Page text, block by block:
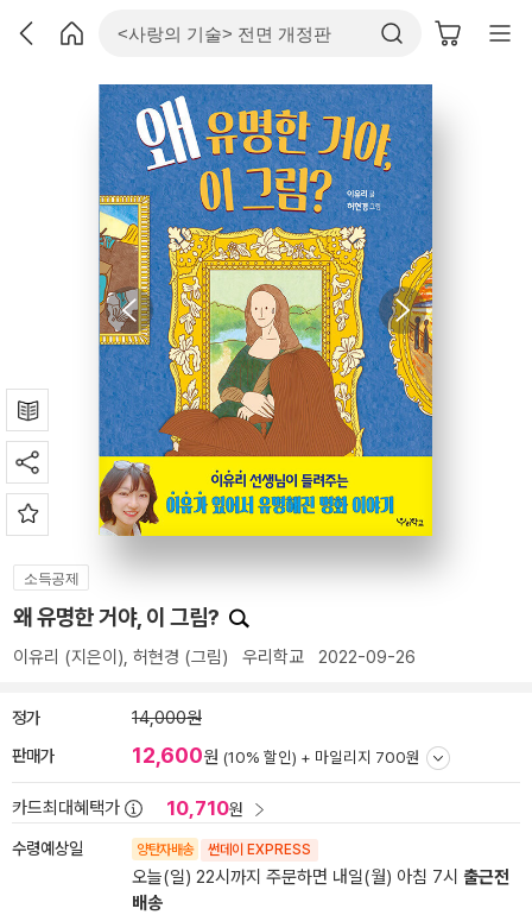
소득공제
왜 유명한 거야, 이 그림?
이유리 (지은이), 허현경 (그림) 우리학교 2022-09-26
정가 14,000원
판매가 12,600원 (10% 할인) + 마일리지 700원
카드최대혜택가 10,710원
수령예상일 양탄자배송 썬데이 EXPRESS
오늘(일) 22시까지 주문하면 내일(월) 아침 7시 출근전
배송